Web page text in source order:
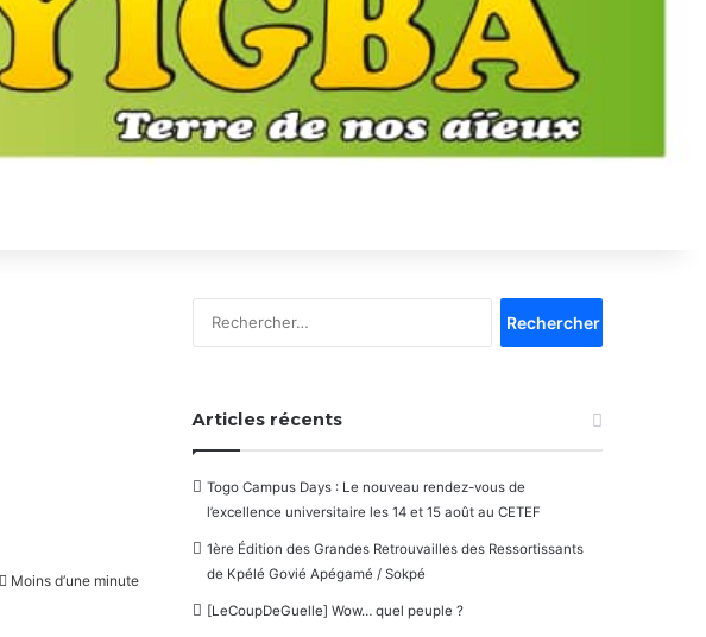
Moins d’une minute
Articles récents
Togo Campus Days : Le nouveau rendez-vous de
l’excellence universitaire les 14 et 15 août au CETEF
1ère Édition des Grandes Retrouvailles des Ressortissants
de Kpélé Govié Apégamé / Sokpé
[LeCoupDeGuelle] Wow… quel peuple ?